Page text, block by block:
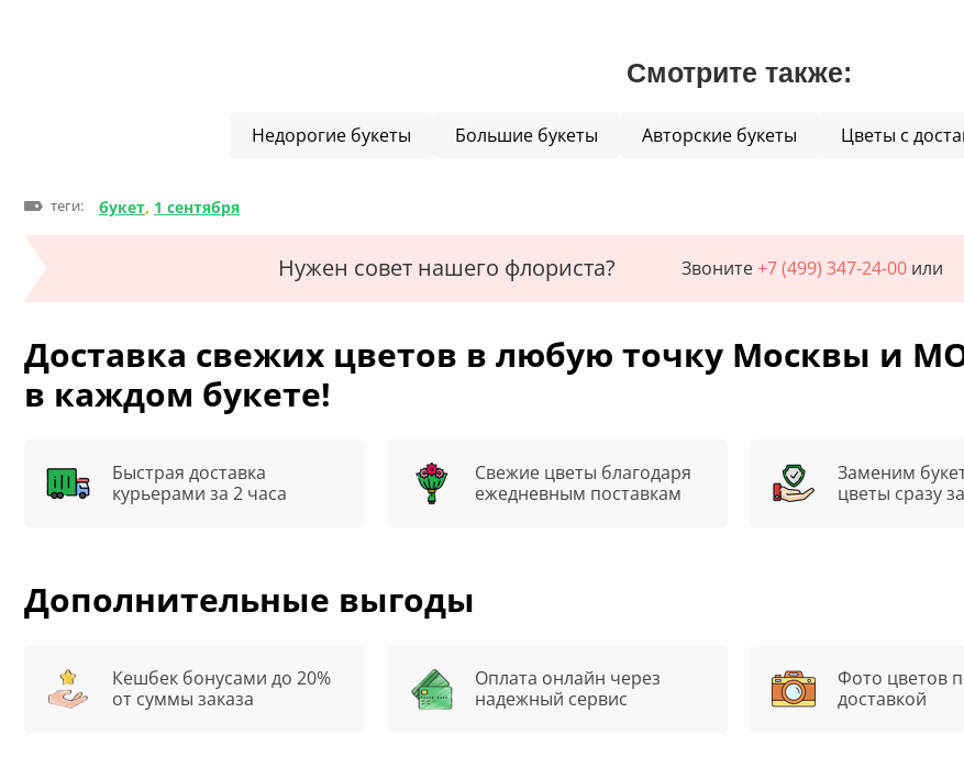
Смотрите также:
Недорогие букеты Большие букеты Авторские букеты Цветы с
теги: букет, 1 сентября
Нужен совет нашего флориста? Звоните+7 (499) 347-24-00или
Доставка свежих цветов в любую точку Москвы и
в каждом букете!
Быстрая доставка
курьерами за 2 часа
Свежие цветы благодаря
ежедневным поставкам
Заменим
цветы сразу
Дополнительные выгоды
Кешбек бонусами до 20%
от суммы заказа
Оплата онлайн через
надежный сервис
Фото цветов
доставкой